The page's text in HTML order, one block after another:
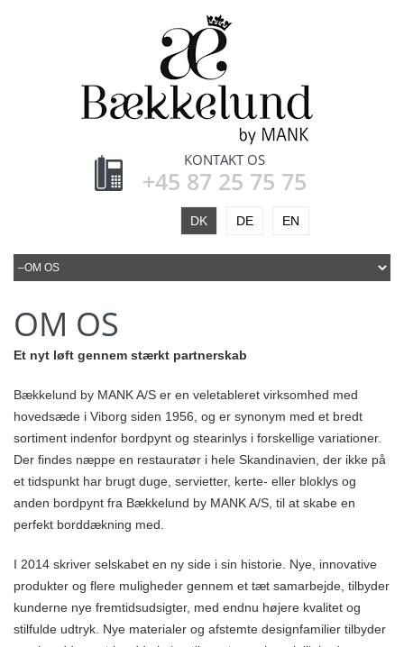
KONTAKT OS
+45 87 25 75 75
DK DE EN
OM OS
Et nyt løft gennem stærkt partnerskab
Bækkelund by MANK A/S er en veletableret virksomhed med
hovedsæde i Viborg siden 1956, og er synonym med et bredt
sortiment indenfor bordpynt og stearinlys i forskellige variationer.
Der findes næppe en restauratør i hele Skandinavien, der ikke på
et tidspunkt har brugt duge, servietter, kerte- eller bloklys og
anden bordpynt fra Bækkelund by MANK A/S, til at skabe en
perfekt borddækning med.
I 2014 skriver selskabet en ny side i sin historie. Nye, innovative
produkter og flere muligheder gennem et tæt samarbejde, tilbyder
kunderne nye fremtidsudsigter, med endnu højere kvalitet og
stilfulde udtryk. Nye materialer og afstemte designfamilier tilbyder